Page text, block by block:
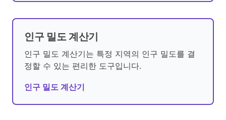
인구 밀도 계산기
인구 밀도 계산기는 특정 지역의 인구 밀도를 결
정할 수 있는 편리한 도구입니다.
인구 밀도 계산기